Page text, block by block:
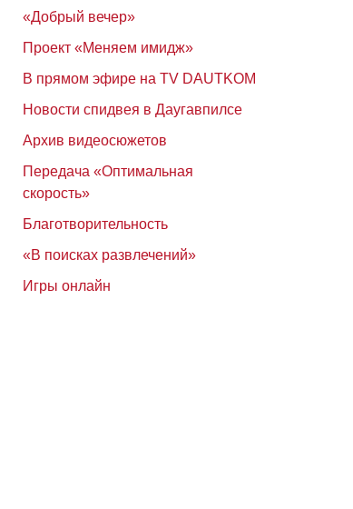
«Добрый вечер»
Проект «Меняем имидж»
В прямом эфире на TV DAUTKOM
Новости спидвея в Даугавпилсе
Архив видеосюжетов
Передача «Оптимальная
скорость»
Благотворительность
«В поисках развлечений»
Игры онлайн